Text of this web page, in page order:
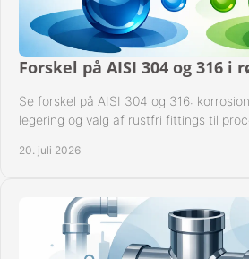
Forskel på AISI 304 og 316 i
Se forskel på AISI 304 og 316:
legering og valg af rustfri fittings til
20. juli 2026